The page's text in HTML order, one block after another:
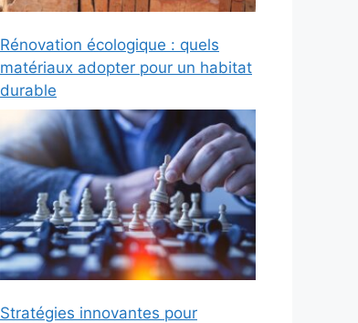
Rénovation écologique : quels
matériaux adopter pour un habitat
durable
Stratégies innovantes pour